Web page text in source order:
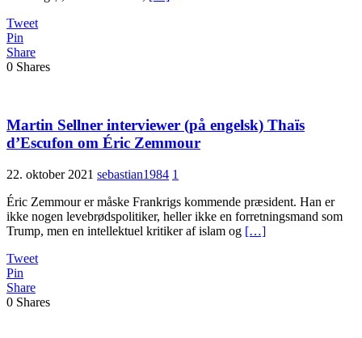
Tweet
Pin
Share
0 Shares
Martin Sellner interviewer (på engelsk) Thaïs
d’Escufon om Éric Zemmour
22. oktober 2021 sebastian1984 1
Éric Zemmour er måske Frankrigs kommende præsident. Han er
ikke nogen levebrødspolitiker, heller ikke en forretningsmand som
Trump, men en intellektuel kritiker af islam og […]
Tweet
Pin
Share
0 Shares